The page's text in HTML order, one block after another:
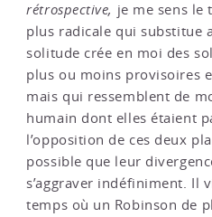
rétrospective, je me sens le
plus radicale qui substitue
solitude crée en moi des
plus ou moins provisoires
mais qui ressemblent de
humain dont elles étaient
l’opposition de ces deux
possible que leur
s’aggraver indéfiniment. Il
temps où un Robinson de